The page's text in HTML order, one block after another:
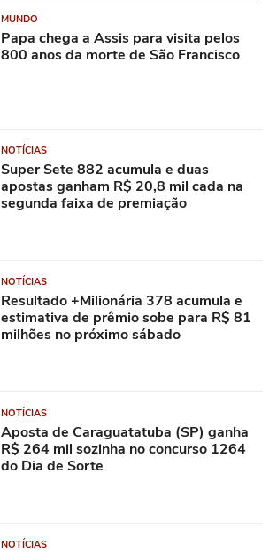
MUNDO
Papa chega a Assis para visita pelos
800 anos da morte de São Francisco
NOTÍCIAS
Super Sete 882 acumula e duas
apostas ganham R$ 20,8 mil cada na
segunda faixa de premiação
NOTÍCIAS
Resultado +Milionária 378 acumula e
estimativa de prêmio sobe para R$ 81
milhões no próximo sábado
NOTÍCIAS
Aposta de Caraguatatuba (SP) ganha
R$ 264 mil sozinha no concurso 1264
do Dia de Sorte
NOTÍCIAS